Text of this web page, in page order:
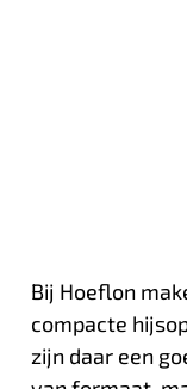
Bij Hoeflon
compacte
zijn daar een